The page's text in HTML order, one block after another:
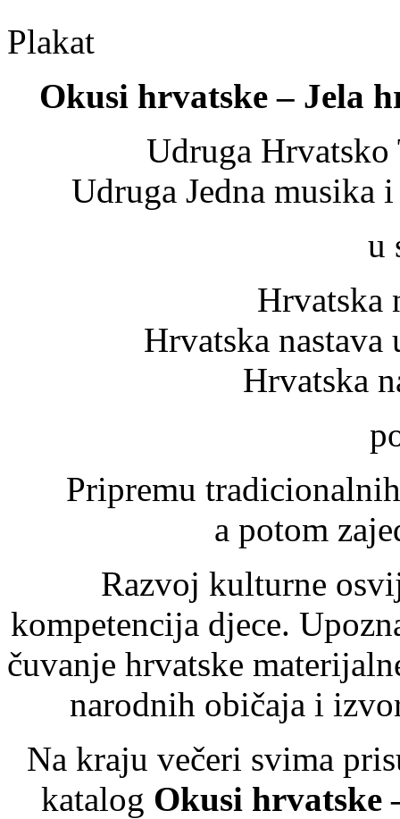
Plakat
Okusi hrvatske – Jela
Udruga
Udruga Jedna musika
u
Hrvatska
Hrvatska
Hrvatska
Pripremu
a potom
Razvoj kulturne
kompetencija djece.
čuvanje hrvatske
narodnih običaja i
Na kraju večeri svima
katalog Okusi hrvatske